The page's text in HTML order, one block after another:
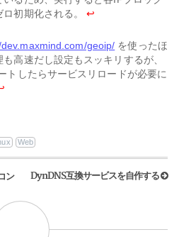
ロ初期化される。↩
geoip/ を使ったほ
高速だし設定もスッキリするが、
トしたらサービスリロードが必要に
Web
ン DynDNS互換サービスを自作する